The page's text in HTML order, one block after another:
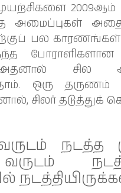
2009ஆம்
அமைப்புகள்
பல
சில
ஒரு
சிலர் தடுத்துக்
நடத்த